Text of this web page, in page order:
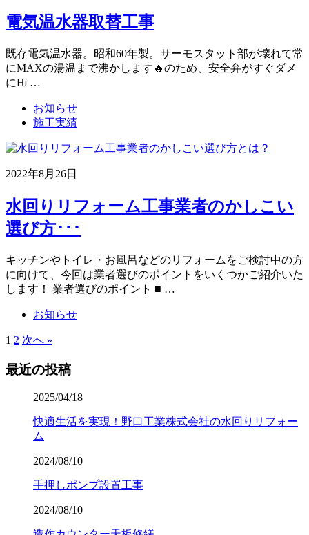
電気温水器取替工事
既存電気温水器。昭和60年製。サーモスタット部が壊れて常
にMAXの湯温まで沸かします🔥のため、安全弁がすぐダメ
にǶ …
お知らせ
施工実績
2022年8月26日
水回りリフォーム工事業者のかしこい
選び方･･･
キッチンやトイレ・お風呂などのリフォームをご検討中の方
に向けて、今回は業者選びのポイントをいくつかご紹介いた
します！ 業者選びのポイント ■ …
お知らせ
1 2 次へ »
最近の投稿
2025/04/18
快適生活を実現！野口工業株式会社の水回りリフォー
ム
2024/08/10
手押しポンプ設置工事
2024/08/10